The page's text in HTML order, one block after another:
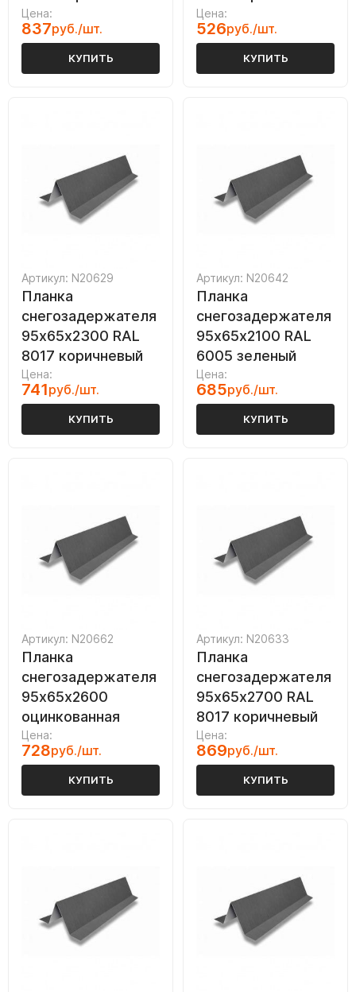
Цена:
837руб./шт.
КУПИТЬ
Цена:
526руб./шт.
КУПИТЬ
Артикул: N20629
Планка
снегозадержателя
95х65х2300 RAL
8017 коричневый
Цена:
741руб./шт.
КУПИТЬ
Артикул: N20642
Планка
снегозадержателя
95х65х2100 RAL
6005 зеленый
Цена:
685руб./шт.
КУПИТЬ
Артикул: N20662
Планка
снегозадержателя
95х65х2600
оцинкованная
Цена:
728руб./шт.
КУПИТЬ
Артикул: N20633
Планка
снегозадержателя
95х65х2700 RAL
8017 коричневый
Цена:
869руб./шт.
КУПИТЬ